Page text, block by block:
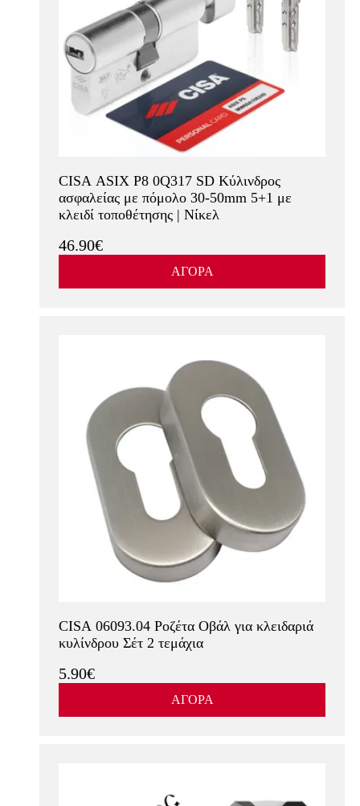
CISA ASIX P8 0Q317 SD Κύλινδρος
ασφαλείας με πόμολο 30-50mm 5+1 με
κλειδί τοποθέτησης | Νίκελ
46.90€
ΑΓΟΡΑ
CISA 06093.04 Ροζέτα Οβάλ για κλειδαριά
κυλίνδρου Σέτ 2 τεμάχια
5.90€
ΑΓΟΡΑ